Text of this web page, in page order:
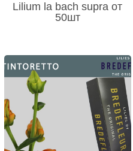
Lilium la bach supra от
50шт